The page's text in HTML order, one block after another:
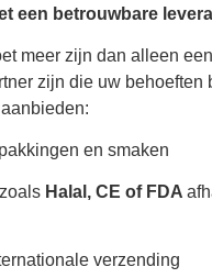
een betrouwbare
meer zijn dan alleen
zijn die uw behoeften
en smaken
Halal, CE of FDA
verzending